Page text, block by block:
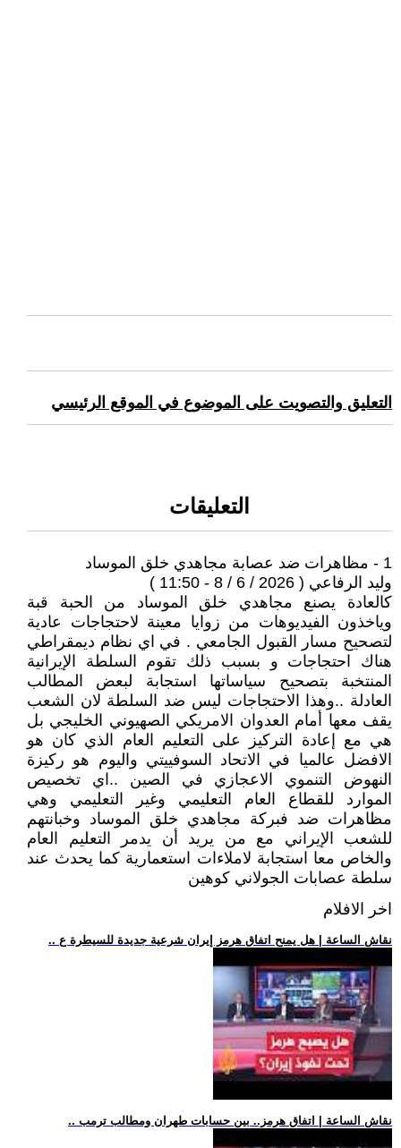
التعليق والتصويت على الموضوع في الموقع الرئيسي
التعليقات
1 - مظاهرات ضد عصابة مجاهدي خلق الموساد
وليد الرفاعي ( 2026 / 6 / 8 - 11:50 )
كالعادة يصنع مجاهدي خلق الموساد من الحبة قبة
وياخذون الفيديوهات من زوايا معينة لاحتجاجات عادية
لتصحيح مسار القبول الجامعي . في اي نظام ديمقراطي
هناك احتجاجات و بسبب ذلك تقوم السلطة الإيرانية
المنتخبة بتصحيح سياساتها استجابة لبعض المطالب
العادلة ..وهذا الاحتجاجات ليس ضد السلطة لان الشعب
يقف معها أمام العدوان الامريكي الصهيوني الخليجي بل
هي مع إعادة التركيز على التعليم العام الذي كان هو
الافضل عالميا في الاتحاد السوفييتي واليوم هو ركيزة
النهوض التنموي الاعجازي في الصين ..اي تخصيص
الموارد للقطاع العام التعليمي وغير التعليمي وهي
مظاهرات ضد فبركة مجاهدي خلق الموساد وخبانتهم
للشعب الإيراني مع من يريد أن يدمر التعليم العام
والخاص معا استجابة لاملاءات استعمارية كما يحدث عند
سلطة عصابات الجولاني كوهين
اخر الافلام
.. نقاش الساعة | هل يمنح اتفاق هرمز إيران شرعية جديدة للسيطرة ع
.. نقاش الساعة | اتفاق هرمز.. بين حسابات طهران ومطالب ترمب